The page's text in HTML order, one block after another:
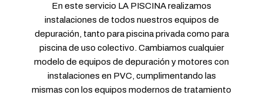
En este servicio LA PISCINA realizamos
instalaciones de todos nuestros equipos de
depuración, tanto para piscina privada como para
piscina de uso colectivo. Cambiamos cualquier
modelo de equipos de depuración y motores con
instalaciones en PVC, cumplimentando las
mismas con los equipos modernos de tratamiento